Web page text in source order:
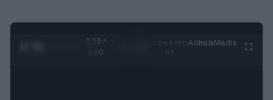
0:28 /
1:20
AdhubMedia